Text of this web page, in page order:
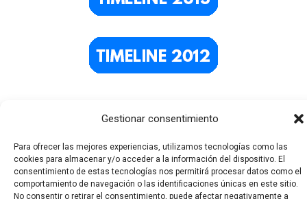
Gestionar consentimiento
Para ofrecer las mejores experiencias, utilizamos tecnologías como las
cookies para almacenar y/o acceder a la información del dispositivo. El
consentimiento de estas tecnologías nos permitirá procesar datos como el
comportamiento de navegación o las identificaciones únicas en este sitio.
No consentir o retirar el consentimiento, puede afectar negativamente a